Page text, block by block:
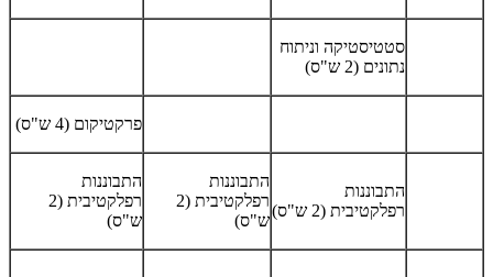
סטטיסטיקה וניתוח
נתונים (2 ש"ס)
פרקטיקום (4 ש"ס)
התבוננות
רפלקטיבית (2 ש"ס)
התבוננות
רפלקטיבית (2
ש"ס)
התבוננות
רפלקטיבית (2
ש"ס)